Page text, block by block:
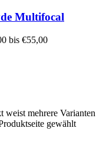
Multifocal
bis €55,00
weist mehrere Varianten
gewählt